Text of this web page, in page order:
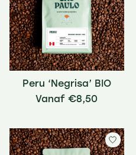
Peru ‘Negrisa’ BIO
€8,50